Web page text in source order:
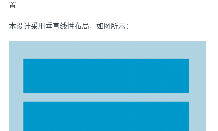
置
本设计采用垂直线性布局，如图所示：